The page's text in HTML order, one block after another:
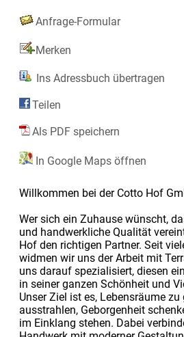
Anfrage-Formular
Merken
Ins Adressbuch übertragen
Teilen
Als PDF speichern
In Google Maps öffnen
Willkommen bei der Cotto Hof
Wer sich ein Zuhause wünscht,
und handwerkliche Qualität
Hof den richtigen Partner. Seit
widmen wir uns der Arbeit mit
uns darauf spezialisiert, diesen
in seiner ganzen Schönheit und
Unser Ziel ist es, Lebensräume
ausstrahlen, Geborgenheit
im Einklang stehen. Dabei